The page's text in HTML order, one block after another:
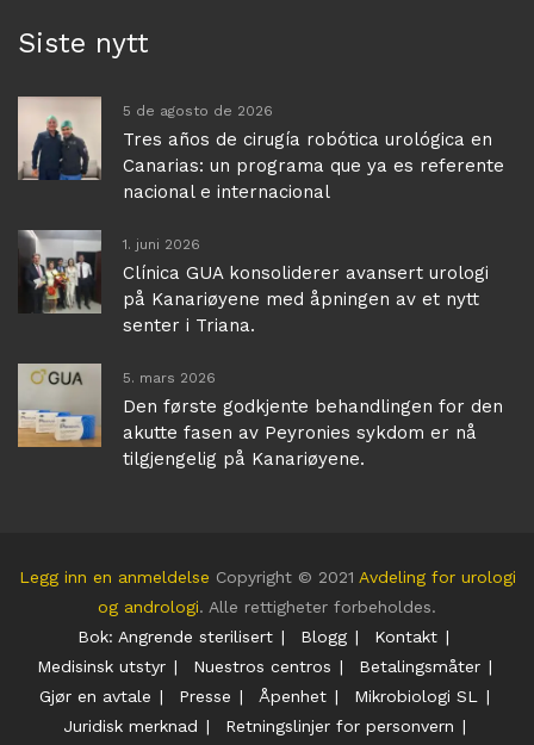
Siste nytt
5 de agosto de 2026
Tres años de cirugía robótica urológica en
Canarias: un programa que ya es referente
nacional e internacional
1. juni 2026
Clínica GUA konsoliderer avansert urologi
på Kanariøyene med åpningen av et nytt
senter i Triana.
5. mars 2026
Den første godkjente behandlingen for den
akutte fasen av Peyronies sykdom er nå
tilgjengelig på Kanariøyene.
Legg inn en anmeldelse Copyright © 2021 Avdeling for urologi
og andrologi. Alle rettigheter forbeholdes.
Bok: Angrende sterilisert
Blogg
Kontakt
Medisinsk utstyr
Nuestros centros
Betalingsmåter
Gjør en avtale
Presse Åpenhet
Mikrobiologi SL
Juridisk merknad
Retningslinjer for personvern